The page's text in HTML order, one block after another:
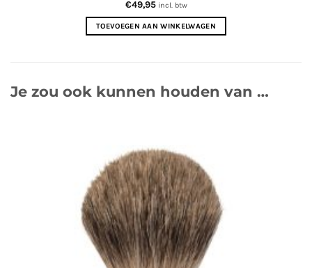
€49,95 incl. btw
TOEVOEGEN AAN WINKELWAGEN
Je zou ook kunnen houden van …